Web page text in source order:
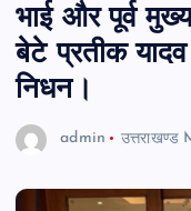
भाई और पूर्व
बेटे प्रतीक
निधन।
admin उत्तराखण्ड